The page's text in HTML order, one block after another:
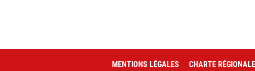
MENTIONS LÉGALES CHARTE